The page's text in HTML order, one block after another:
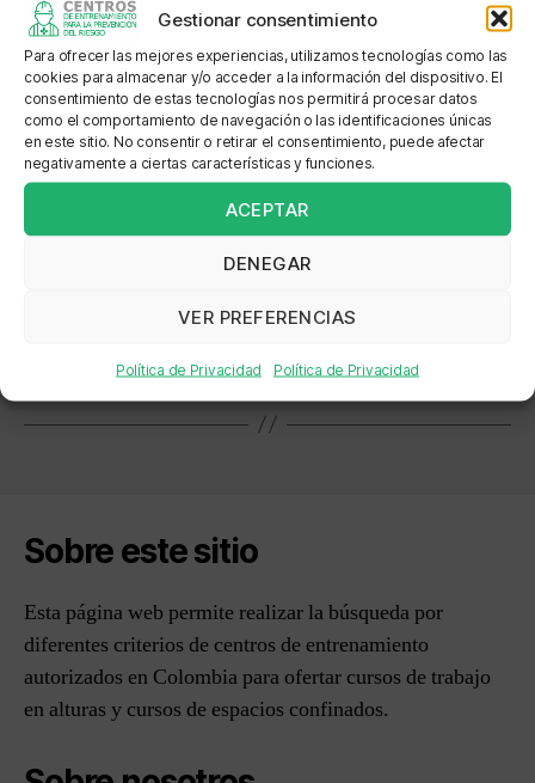
Gestionar consentimiento
Para ofrecer las mejores experiencias, utilizamos tecnologías como las
cookies para almacenar y/o acceder a la información del dispositivo. El
consentimiento de estas tecnologías nos permitirá procesar datos
como el comportamiento de navegación o las identificaciones únicas
en este sitio. No consentir o retirar el consentimiento, puede afectar
negativamente a ciertas características y funciones.
ACEPTAR
DENEGAR
VER PREFERENCIAS
Política de Privacidad Política de Privacidad
Sede: SOCIEDAD PORTUARIA REGIONAL DE
BUENAVENTURA - SEDE BUENAVENTURA
Dirección: Avenida Portuaria Edificio Administración /
Terminal Marítimo
Localización: Terminal Portuario
ASS LTDA AMBIENTE SALUD Y SEGURIDAD
INCAUCA SA
Sobre este sitio
Esta página web permite realizar la búsqueda por
diferentes criterios de centros de entrenamiento
autorizados en Colombia para ofertar cursos de trabajo
en alturas y cursos de espacios confinados.